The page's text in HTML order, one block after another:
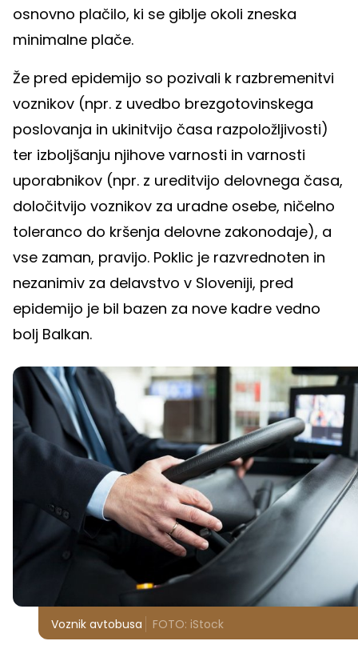
osnovno plačilo, ki se giblje okoli zneska
minimalne plače.
Že pred epidemijo so pozivali k razbremenitvi
voznikov (npr. z uvedbo brezgotovinskega
poslovanja in ukinitvijo časa razpoložljivosti)
ter izboljšanju njihove varnosti in varnosti
uporabnikov (npr. z ureditvijo delovnega časa,
določitvijo voznikov za uradne osebe, ničelno
toleranco do kršenja delovne zakonodaje), a
vse zaman, pravijo. Poklic je razvrednoten in
nezanimiv za delavstvo v Sloveniji, pred
epidemijo je bil bazen za nove kadre vedno
bolj Balkan.
Voznik avtobusa FOTO: iStock